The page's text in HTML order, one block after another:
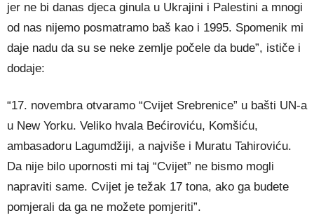
jer ne bi danas djeca ginula u Ukrajini i Palestini a mnogi
od nas nijemo posmatramo baš kao i 1995. Spomenik mi
daje nadu da su se neke zemlje počele da bude”, ističe i
dodaje:
“17. novembra otvaramo “Cvijet Srebrenice” u bašti UN-a
u New Yorku. Veliko hvala Bećiroviću, Komšiću,
ambasadoru Lagumdžiji, a najviše i Muratu Tahiroviću.
Da nije bilo upornosti mi taj “Cvijet” ne bismo mogli
napraviti same. Cvijet je težak 17 tona, ako ga budete
pomjerali da ga ne možete pomjeriti”.